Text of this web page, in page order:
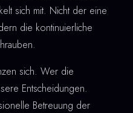
sich mit. Nicht der eine
die kontinuierliche
sich. Wer die
Entscheidungen.
Betreuung der